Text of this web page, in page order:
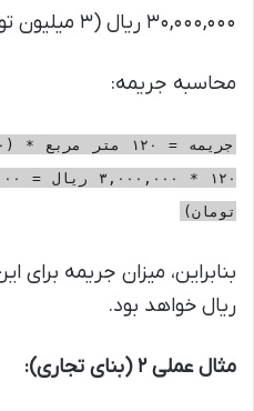
۳۰,۰۰۰,۰۰۰ ریال (۳ میلیون تومان) باشد.
محاسبه جریمه:
تومان)
ریال خواهد بود.
مثال عملی ۲ (بنای تجاری):